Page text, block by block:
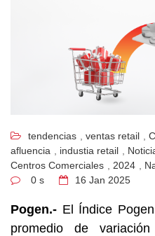
tendencias ventas retail
afluencia
industia retail
Centros Comerciales
2024
0 s
16 Jan 2025
Pogen.- El Índice
promedio de